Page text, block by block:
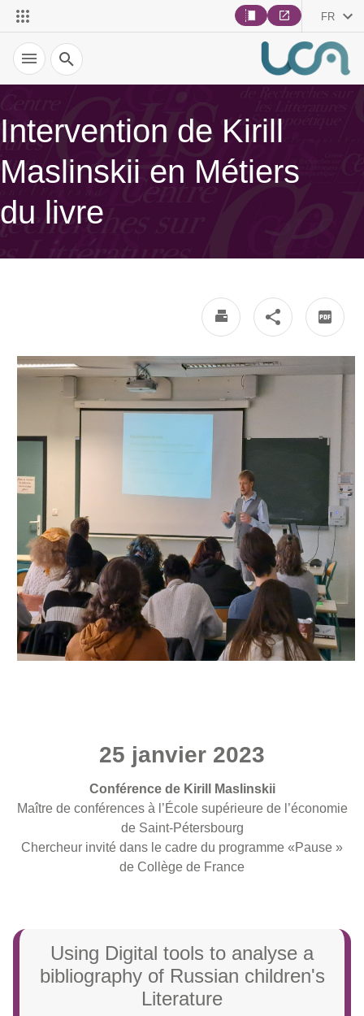
FR
Recherche
Intervention de Kirill
Maslinskii en Métiers
du livre
25 janvier 2023
Conférence de Kirill Maslinskii
Maître de conférences à l’École supérieure de l’économie
de Saint-Pétersbourg
Chercheur invité dans le cadre du programme «Pause »
de Collège de France
Using Digital tools to analyse a
bibliography of Russian children's
Literature